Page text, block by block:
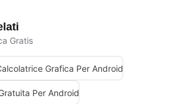
Gratis
Grafica Per Android
Per Android